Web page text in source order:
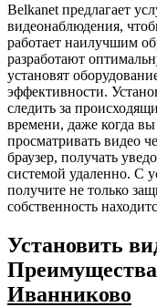
Belkanet предлагает
видеонаблюдения,
работает наилучшим
разработают
установят
эффективности.
следить за
времени, даже когда
просматривать видео
браузер, получать
системой удаленно. С
получите не только
собственность
Установить
Иванниково